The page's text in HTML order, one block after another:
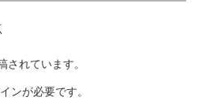
れています。
ンが必要です。